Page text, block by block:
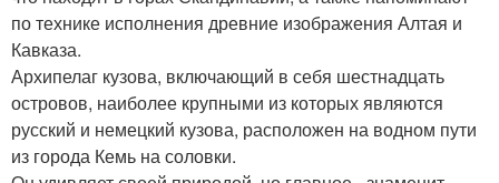
по технике исполнения древние изображения Алтая и
Кавказа.
Архипелаг кузова, включающий в себя шестнадцать
островов, наиболее крупными из которых являются
русский и немецкий кузова, расположен на водном пути
из города Кемь на соловки.